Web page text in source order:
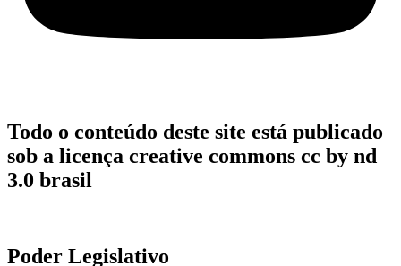
Todo o conteúdo deste site está publicado
sob a licença creative commons cc by nd
3.0 brasil
Poder Legislativo